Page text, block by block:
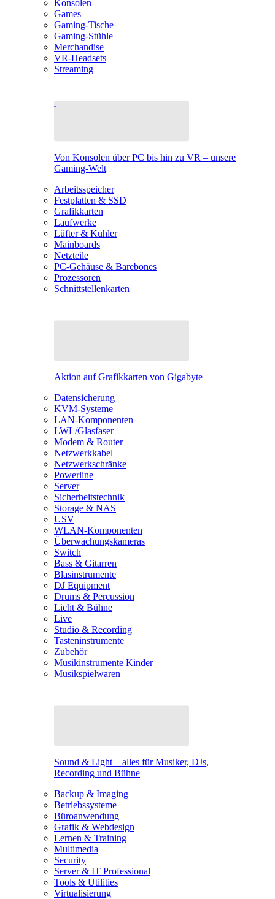
Konsolen
Games
Gaming-Tische
Gaming-Stühle
Merchandise
VR-Headsets
Streaming
Von Konsolen über PC bis hin zu VR – unsere
Gaming-Welt
Arbeitsspeicher
Festplatten & SSD
Grafikkarten
Laufwerke
Lüfter & Kühler
Mainboards
Netzteile
PC-Gehäuse & Barebones
Prozessoren
Schnittstellenkarten
Aktion auf Grafikkarten von Gigabyte
Datensicherung
KVM-Systeme
LAN-Komponenten
LWL/Glasfaser
Modem & Router
Netzwerkkabel
Netzwerkschränke
Powerline
Server
Sicherheitstechnik
Storage & NAS
USV
WLAN-Komponenten
Überwachungskameras
Switch
Bass & Gitarren
Blasinstrumente
DJ Equipment
Drums & Percussion
Licht & Bühne
Live
Studio & Recording
Tasteninstrumente
Zubehör
Musikinstrumente Kinder
Musikspielwaren
Sound & Light – alles für Musiker, DJs,
Recording und Bühne
Backup & Imaging
Betriebssysteme
Büroanwendung
Grafik & Webdesign
Lernen & Training
Multimedia
Security
Server & IT Professional
Tools & Utilities
Virtualisierung